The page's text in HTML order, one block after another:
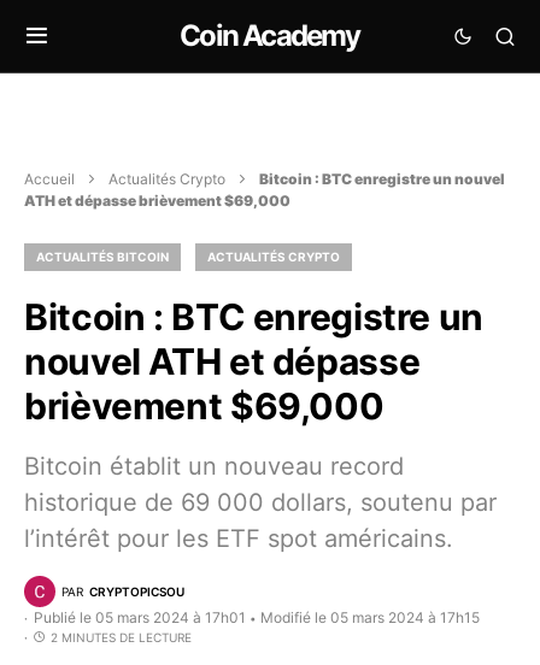
Coin Academy
Accueil Actualités Crypto
Bitcoin : BTC enregistre un nouvel
ATH et dépasse brièvement $69,000
ACTUALITÉS BITCOIN ACTUALITÉS CRYPTO
Bitcoin : BTC enregistre un
nouvel ATH et dépasse
brièvement $69,000
Bitcoin établit un nouveau record
historique de 69 000 dollars, soutenu par
l’intérêt pour les ETF spot américains.
PAR CRYPTOPICSOU
Publié le 05 mars 2024 à 17h01 • Modifié le 05 mars 2024 à 17h15
2 MINUTES DE LECTURE